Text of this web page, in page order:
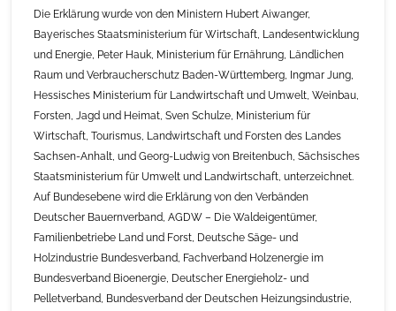
Die Erklärung wurde von den Ministern Hubert Aiwanger,
Bayerisches Staatsministerium für Wirtschaft, Landesentwicklung
und Energie, Peter Hauk, Ministerium für Ernährung, Ländlichen
Raum und Verbraucherschutz Baden-Württemberg, Ingmar Jung,
Hessisches Ministerium für Landwirtschaft und Umwelt, Weinbau,
Forsten, Jagd und Heimat, Sven Schulze, Ministerium für
Wirtschaft, Tourismus, Landwirtschaft und Forsten des Landes
Sachsen-Anhalt, und Georg-Ludwig von Breitenbuch, Sächsisches
Staatsministerium für Umwelt und Landwirtschaft, unterzeichnet.
Auf Bundesebene wird die Erklärung von den Verbänden
Deutscher Bauernverband, AGDW – Die Waldeigentümer,
Familienbetriebe Land und Forst, Deutsche Säge- und
Holzindustrie Bundesverband, Fachverband Holzenergie im
Bundesverband Bioenergie, Deutscher Energieholz- und
Pelletverband, Bundesverband der Deutschen Heizungsindustrie,